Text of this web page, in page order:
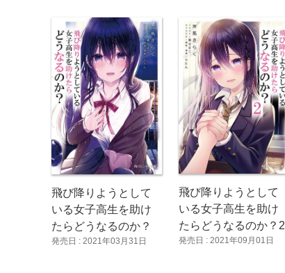
飛び降りようとして
いる女子高生を助け
たらどうなるのか？
発売日 : 2021年03月31日
飛び降りようとして
いる女子高生を助け
たらどうなるのか？2
発売日 : 2021年09月01日